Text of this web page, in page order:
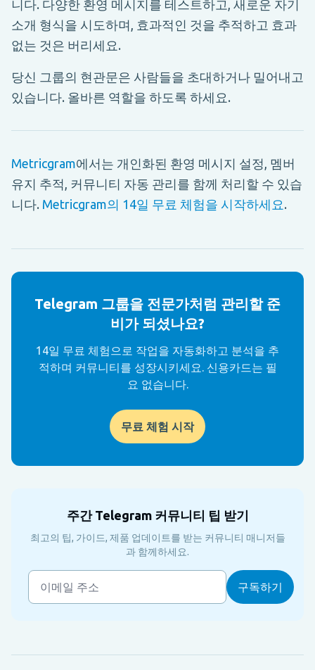
니다. 다양한 환영 메시지를 테스트하고, 새로운 자기
소개 형식을 시도하며, 효과적인 것을 추적하고 효과
없는 것은 버리세요.
당신 그룹의 현관문은 사람들을 초대하거나 밀어내고
있습니다. 올바른 역할을 하도록 하세요.
Metricgram에서는 개인화된 환영 메시지 설정, 멤버
유지 추적, 커뮤니티 자동 관리를 함께 처리할 수 있습
니다. Metricgram의 14일 무료 체험을 시작하세요 .
Telegram 그룹을 전문가처럼 관리할 준
비가 되셨나요?
14일 무료 체험으로 작업을 자동화하고 분석을 추
적하며 커뮤니티를 성장시키세요. 신용카드는 필
요 없습니다.
무료 체험 시작
주간 Telegram 커뮤니티 팁 받기
최고의 팁, 가이드, 제품 업데이트를 받는 커뮤니티 매니저들
과 함께하세요.